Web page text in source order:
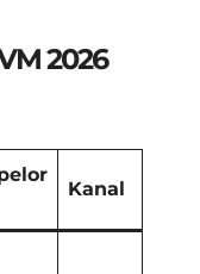
2026
Kanal